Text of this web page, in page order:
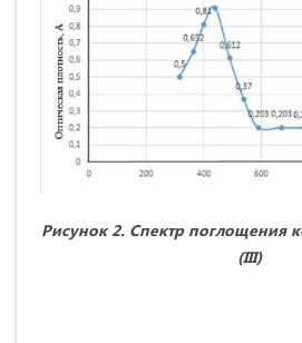
Рисунок2. Спектр поглощения
(III)